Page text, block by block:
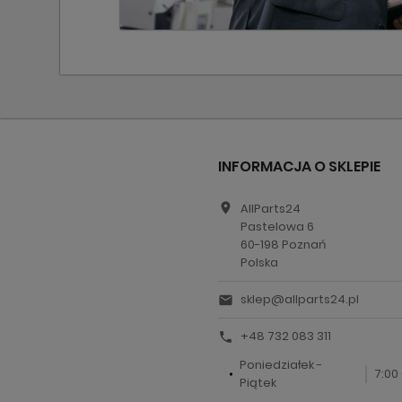
INFORMACJA O SKLEPIE
location_on
AllParts24
Pastelowa 6
60-198 Poznań
Polska
email sklep@allparts24.pl
call
+48 732 083 311
Poniedziałek -
Piątek
7:00